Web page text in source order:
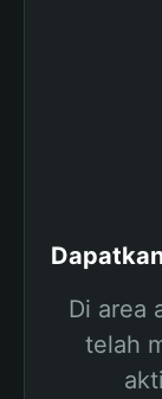
Di area
telah